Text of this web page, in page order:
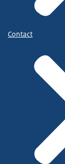
Contact